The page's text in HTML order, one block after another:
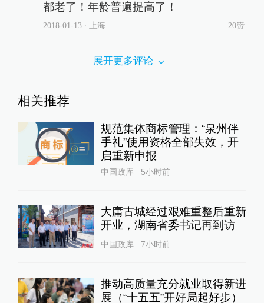
都老了！年龄普遍提高了！
2018-01-13∙ 上海 20赞
展开更多评论
相关推荐
规范集体商标管理：“泉州伴
手礼”使用资格全部失效，开
启重新申报
中国政库 5小时前
大庸古城经过艰难重整后重新
开业，湖南省委书记再到访
中国政库 7小时前
推动高质量充分就业取得新进
展（“十五五”开好局起好步）